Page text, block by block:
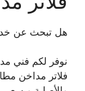
هل تبحث عن
نوفر لكم فني
فلاتر مداخن